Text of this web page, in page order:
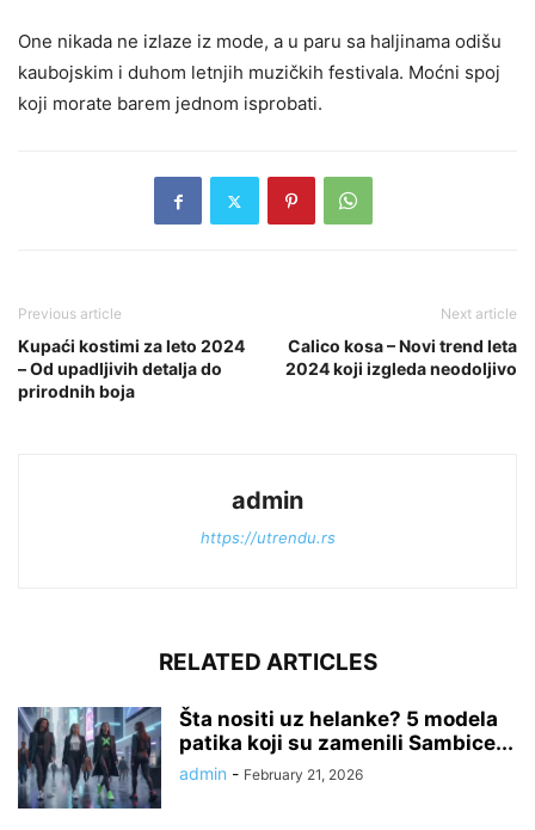
One nikada ne izlaze iz mode, a u paru sa haljinama odišu
kaubojskim i duhom letnjih muzičkih festivala. Moćni spoj
koji morate barem jednom isprobati.
Previous article
Kupaći kostimi za leto 2024
– Od upadljivih detalja do
prirodnih boja
Next article
Calico kosa – Novi trend leta
2024 koji izgleda neodoljivo
admin
https://utrendu.rs
RELATED ARTICLES
Šta nositi uz helanke? 5 modela
patika koji su zamenili Sambice...
admin - February 21, 2026